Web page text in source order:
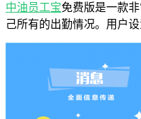
中油员工宝免费版是一款
己所有的出勤情况。用户